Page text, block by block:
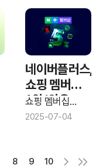
대해 소비자 10명
중 4명이
‘이용해보고
싶다’고 응답했다.
네이버플러스,
쇼핑 멤버십
1위 ‘와우
멤버십’ 추격
쇼핑 멤버십
시장에서 `
보이고 있다.
2025-07-04
8 9 10